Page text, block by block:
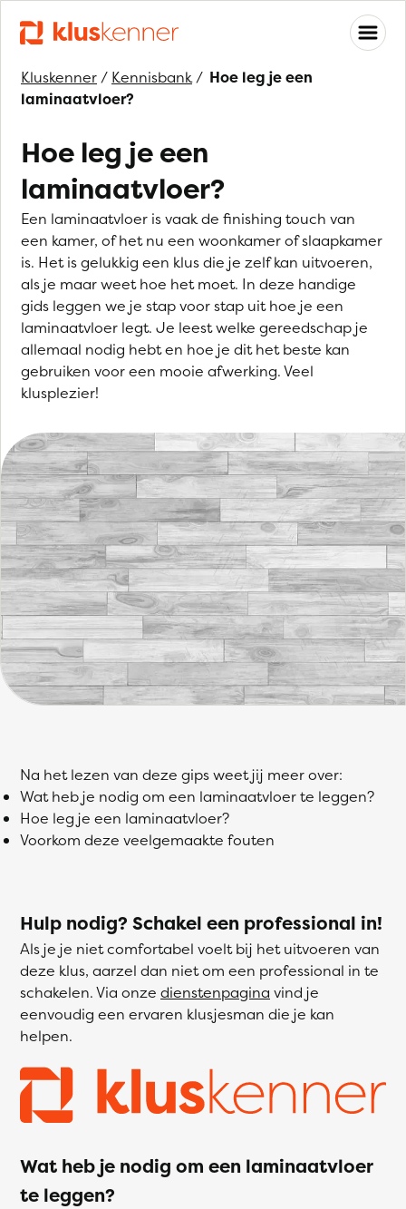
Kluskenner/ Kennisbank/ Hoe leg je een
laminaatvloer?
Hoe leg je een
laminaatvloer?
Een laminaatvloer is vaak de finishing touch van
een kamer, of het nu een woonkamer of slaapkamer
is. Het is gelukkig een klus die je zelf kan uitvoeren,
als je maar weet hoe het moet. In deze handige
gids leggen we je stap voor stap uit hoe je een
laminaatvloer legt. Je leest welke gereedschap je
allemaal nodig hebt en hoe je dit het beste kan
gebruiken voor een mooie afwerking. Veel
klusplezier!
Na het lezen van deze gips weet jij meer over:
Wat heb je nodig om een laminaatvloer te leggen?
Hoe leg je een laminaatvloer?
Voorkom deze veelgemaakte fouten
Hulp nodig? Schakel een professional in!
Als je je niet comfortabel voelt bij het uitvoeren van
deze klus, aarzel dan niet om een professional in te
schakelen. Via onze dienstenpagina vind je
eenvoudig een ervaren klusjesman die je kan
helpen.
Wat heb je nodig om een laminaatvloer
te leggen?